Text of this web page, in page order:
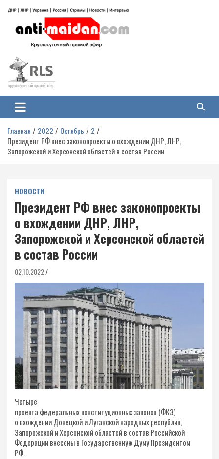
содержимому
Антимайдан: Гражданская война
на Украине
гражданской войне на Украине, включая события в Новороссии, ДНР,
ЛНР и других регионах.
Главная 2022 Октябрь
2
Президент РФ внес законопроекты о вхождении ДНР, ЛНР,
Запорожской и Херсонской областей в состав России
НОВОСТИ
Президент РФ внес законопроекты
о вхождении ДНР, ЛНР,
Запорожской и Херсонской областей
в состав России
02.10.2022
Четыре
проекта федеральных конституционных законов (ФКЗ)
о вхождении Донецкой и Луганской народных республик,
Запорожской и Херсонской областей в состав Российской
Федерации внесены в Государственную Думу Президентом
РФ.